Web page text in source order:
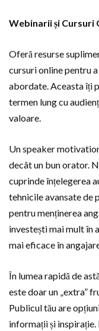
Webinarii și Cursuri
Oferă resurse
cursuri online pentru
abordate. Aceasta îți
termen lung cu
valoare.
Un speaker
decât un bun orator.
cuprinde înțelegerea
tehnicile avansate de
pentru menținerea
investești mai mult în
mai eficace în
În lumea rapidă de
este doar un „extra”
Publicul tău are
informații și